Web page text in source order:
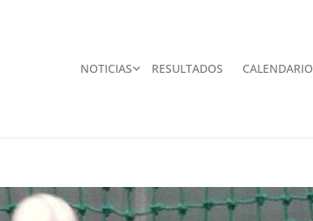
NOTICIAS RESULTADOS CALENDARIO